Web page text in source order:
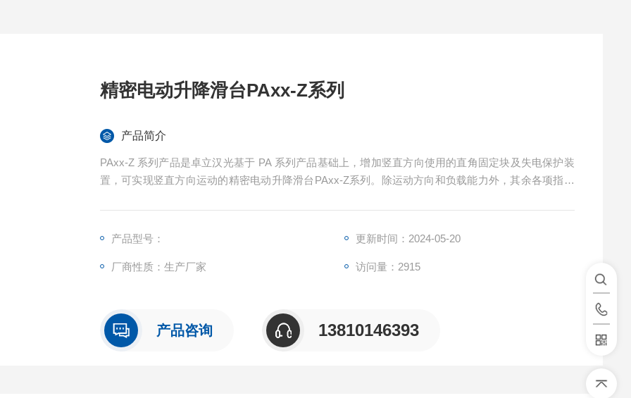
精密电动升降滑台PAxx-Z系列
产品简介
PAxx-Z 系列产品是卓立汉光基于 PA 系列产品基础上，增加竖直方向使用的直角固定块及失电保护装
置，可实现竖直方向运动的精密电动升降滑台PAxx-Z系列。除运动方向和负载能力外，其余各项指标
产品型号： 更新时间：2024-05-20
厂商性质：生产厂家 访问量：2915
产品咨询 13810146393